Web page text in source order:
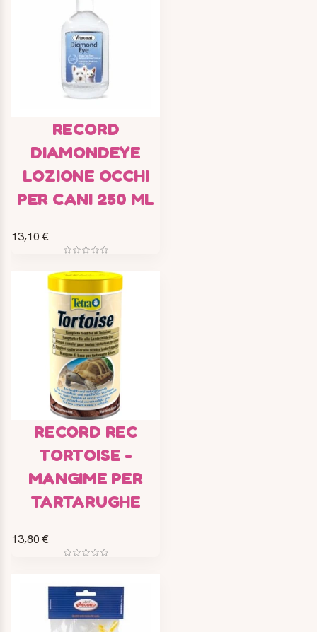
RECORD
DIAMONDEYE
LOZIONE OCCHI
PER CANI 250 ML
13,10 €
RECORD REC
TORTOISE -
MANGIME PER
TARTARUGHE
13,80 €